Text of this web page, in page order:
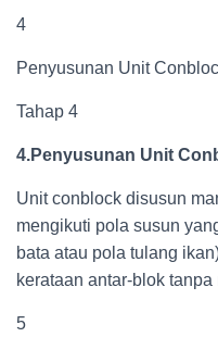
4
Penyusunan Unit
Tahap 4
4.Penyusunan Unit
Unit conblock disusun
mengikuti pola susun
bata atau pola tulang
kerataan antar-blok
5